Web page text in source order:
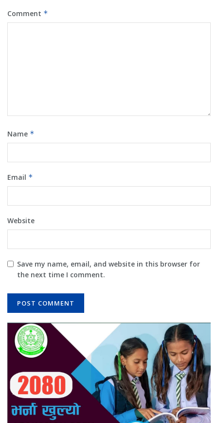
Comment *
Name *
Email *
Website
Save my name, email, and website in this browser for
the next time I comment.